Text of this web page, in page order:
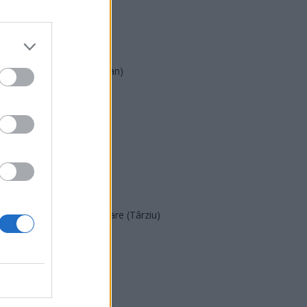
PMP (Tomac)
Forța Dreptei (L. Orban)
SENS
POT (Gavrilă)
Acțiunea Conservatoare (Târziu)
PDF (Lazarus)
PNCR (Terheș)